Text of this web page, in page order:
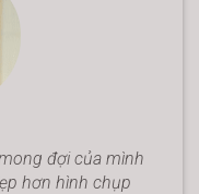
đợi của mình
hơn hình chụp